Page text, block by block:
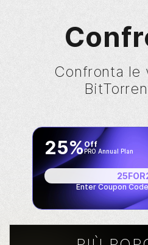
Confronta le
Enter Coupon
25%Off
PRO Annual Plan